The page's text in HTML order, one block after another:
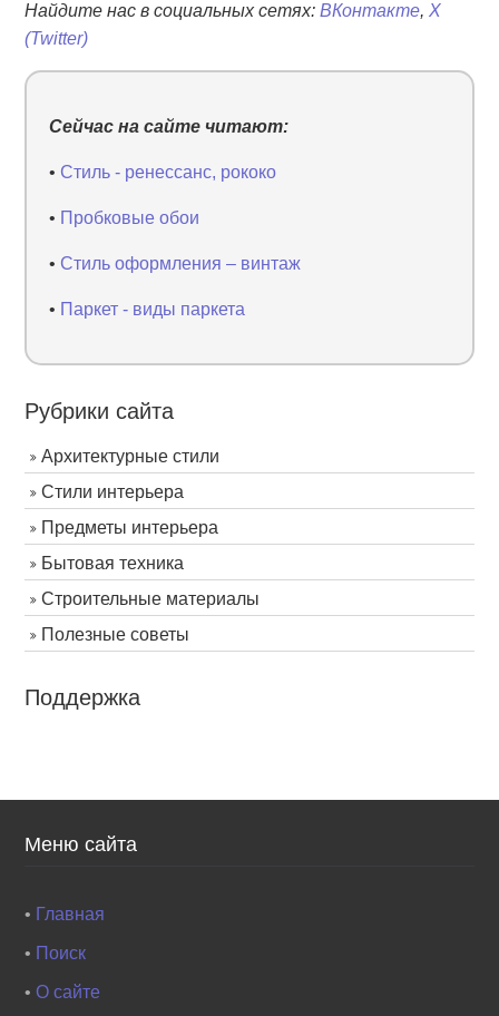
Найдите нас в социальных сетях:ВКонтакте,X
(Twitter)
Сейчас на сайте читают:
• Стиль - ренессанс, рококо
• Пробковые обои
• Стиль оформления – винтаж
• Паркет - виды паркета
Рубрики сайта
Архитектурные стили
Стили интерьера
Предметы интерьера
Бытовая техника
Строительные материалы
Полезные советы
Поддержка
Меню сайта
• Главная
• Поиск
•О сайте